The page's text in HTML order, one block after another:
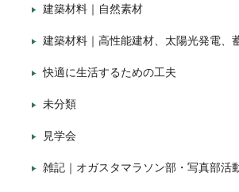
建築材料｜自然素材
建築材料｜高性能建材、太陽光発電、
快適に生活するための工夫
未分類
見学会
雑記｜オガスタマラソン部・写真部活